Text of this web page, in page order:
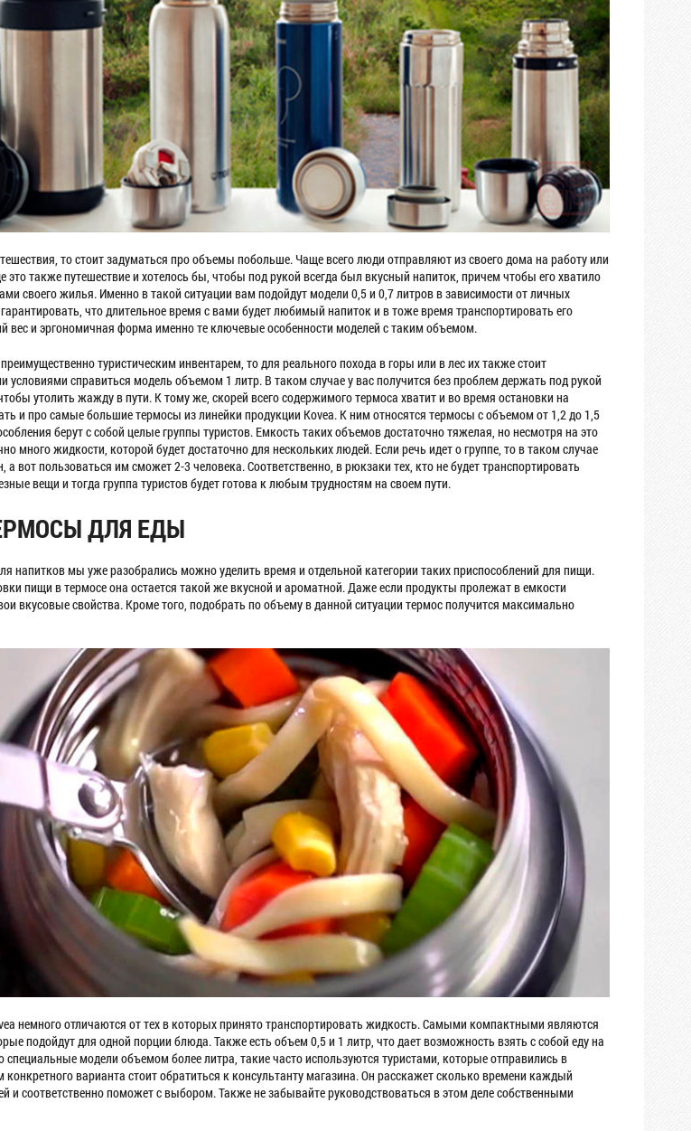
то стоит задуматься про объемы побольше. Чаще всего люди отправляют из своего дома на работу или
это также путешествие и хотелось бы, чтобы под рукой всегда был вкусный напиток, причем чтобы его хватило
своего жилья. Именно в такой ситуации вам подойдут модели 0,5 и 0,7 литров в зависимости от личных
что длительное время с вами будет любимый напиток и в тоже время транспортировать его
вес и эргономичная форма именно те ключевые особенности моделей с таким объемом.
туристическим инвентарем, то для реального похода в горы или в лес их также стоит
условиями справиться модель объемом 1 литр. В таком случае у вас получится без проблем держать под рукой
утолить жажду в пути. К тому же, скорей всего содержимого термоса хватит и во время остановки на
и про самые большие термосы из линейки продукции Kovea. К ним относятся термосы с объемом от 1,2 до 1,5
берут с собой целые группы туристов. Емкость таких объемов достаточно тяжелая, но несмотря на это
много жидкости, которой будет достаточно для нескольких людей. Если речь идет о группе, то в таком случае
а вот пользоваться им сможет 2-3 человека. Соответственно, в рюкзаки тех, кто не будет транспортировать
вещи и тогда группа туристов будет готова к любым трудностям на своем пути.
ДЛЯ ЕДЫ
напитков мы уже разобрались можно уделить время и отдельной категории таких приспособлений для пищи.
пищи в термосе она остается такой же вкусной и ароматной. Даже если продукты пролежат в емкости
вкусовые свойства. Кроме того, подобрать по объему в данной ситуации термос получится максимально
немного отличаются от тех в которых принято транспортировать жидкость. Самыми компактными являются
подойдут для одной порции блюда. Также есть объем 0,5 и 1 литр, что дает возможность взять с собой еду на
модели объемом более литра, такие часто используются туристами, которые отправились в
конкретного варианта стоит обратиться к консультанту магазина. Он расскажет сколько времени каждый
и соответственно поможет с выбором. Также не забывайте руководствоваться в этом деле собственными